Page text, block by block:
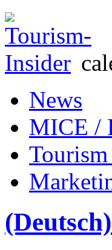
News
MICE /